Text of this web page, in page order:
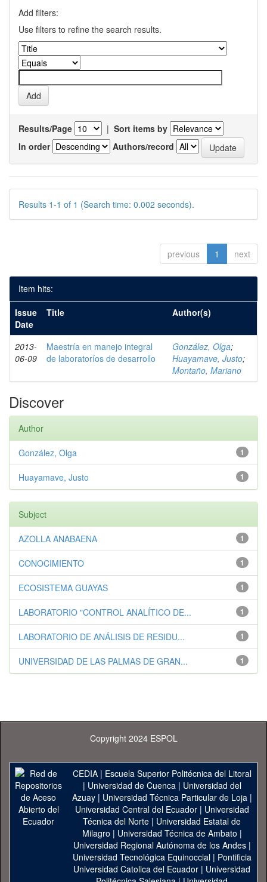
Add filters:
Use filters to refine the search results.
Results/Page | Sort items by
In order
Authors/record
Results 1-1 of 1 (Search time: 0.002 seconds).
previous 1 next
Item hits:
Issue
Date
Title Author(s)
2013-
06-09
Maestría en manejo integral
de laboratoríos de desarrollo
González, Olga;
Huayamave, Justo;
Montaño, Mariano
Discover
Author
1
González, Olga
1
Huayamave, Justo
Subject
1
AZOLLA ANABAENA
1
CONOCIMIENTO
1
ECOSISTEMA GUAYAS
1
LABORATORIO "CONTROL ANALÍTICO DE...
1
LABORATORIO DE ANÁLISIS DE RESIDU...
1
UNIVERSIDAD DE LAS PALMAS DE GRAN...
Copyright 2024 ESPOL
CEDIA| Escuela Superior Politécnica del Litoral
| Universidad de Cuenca| Universidad del
Azuay| Universidad Técnica Particular de Loja|
Universidad Central del Ecuador| Universidad
Técnica del Norte | Universidad Estatal de
Milagro | Universidad Técnica de Ambato |
Universidad Regional Autónoma de los Andes|
Universidad Tecnológica Equinoccial| Pontificia
Universidad Catolica del Ecuador | Universidad